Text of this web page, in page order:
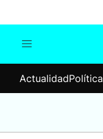
ActualidadPolítica